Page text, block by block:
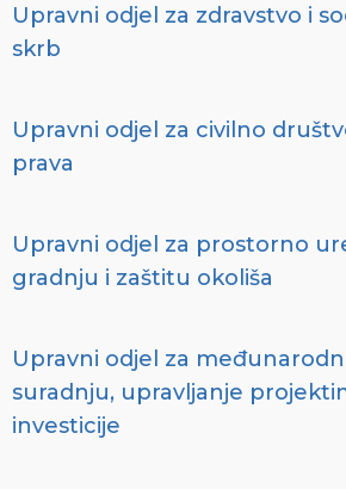
Upravni odjel za zdravstvo i
skrb
Upravni odjel za civilno
prava
Upravni odjel za prostorno
gradnju i zaštitu okoliša
Upravni odjel za
suradnju, upravljanje
investicije